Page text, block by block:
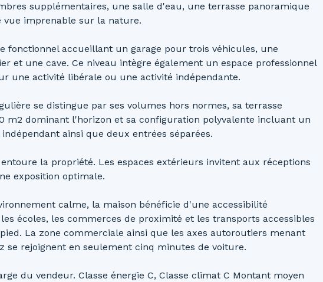
supplémentaires, une salle d'eau, une terrasse panoramique
imprenable sur la nature.
fonctionnel accueillant un garage pour trois véhicules, une
et une cave. Ce niveau intègre également un espace professionnel
une activité libérale ou une activité indépendante.
se distingue par ses volumes hors normes, sa terrasse
m2 dominant l'horizon et sa configuration polyvalente incluant un
ainsi que deux entrées séparées.
la propriété. Les espaces extérieurs invitent aux réceptions
exposition optimale.
calme, la maison bénéficie d'une accessibilité
écoles, les commerces de proximité et les transports accessibles
La zone commerciale ainsi que les axes autoroutiers menant
se rejoignent en seulement cinq minutes de voiture.
du vendeur. Classe énergie C, Classe climat C Montant moyen